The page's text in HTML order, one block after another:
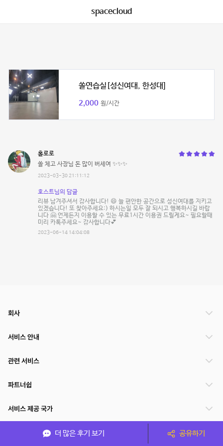
spacecloud
쏠연습실[성신여대, 한성대]
2,000 원/시간
홀로로
쏠 체고 사장님 돈 많이 버세여 ✨✨✨
2023-03-30 21:11:12
호스트님의 답글
리뷰 남겨주셔서 감사합니다! 😄 늘 편안한 공간으로 성신여대를 지키고
있겠습니다! 또 찾아주세요:) 하시는일 모두 잘 되시고 행복하시길 바랍
니다 🤗 언제든지 이용할 수 있는 무료1시간 이용권 드릴게요~ 필요할때
미리 카톡주세요~ 감사합니다💕
2023-06-14 14:04:08
더 많은 후기 보기 공유하기
회사
서비스 안내
관련 서비스
파트너쉽
서비스 제공 국가